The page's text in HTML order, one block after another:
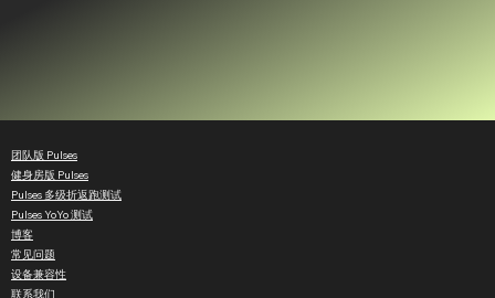
团队版 Pulses
健身房版 Pulses
Pulses 多级折返跑测试
Pulses YoYo 测试
博客
常见问题
设备兼容性
联系我们